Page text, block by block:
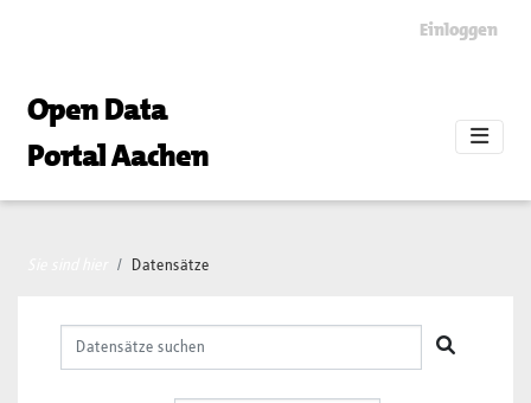
Einloggen
Open Data
Portal Aachen
Datensätze